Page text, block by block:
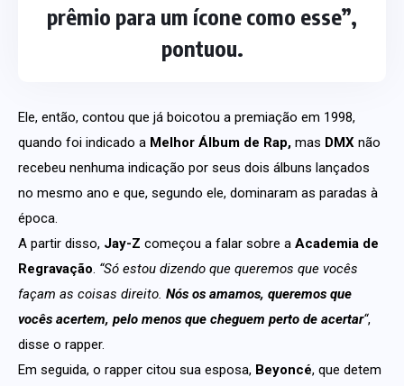
prêmio para um ícone como esse”,
pontuou.
Ele, então, contou que já boicotou a premiação em 1998,
quando foi indicado a Melhor Álbum de Rap, mas DMX não
recebeu nenhuma indicação por seus dois álbuns lançados
no mesmo ano e que, segundo ele, dominaram as paradas à
época.
A partir disso, Jay-Z começou a falar sobre a Academia de
Regravação. “Só estou dizendo que queremos que vocês
façam as coisas direito. Nós os amamos, queremos que
vocês acertem, pelo menos que cheguem perto de acertar“,
disse o rapper.
Em seguida, o rapper citou sua esposa, Beyoncé, que detem